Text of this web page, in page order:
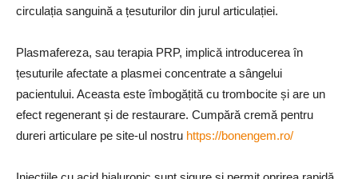
circulația sanguină a țesuturilor din jurul articulației.
Plasmafereza, sau terapia PRP, implică introducerea în
țesuturile afectate a plasmei concentrate a sângelui
pacientului. Aceasta este îmbogățită cu trombocite și are un
efect regenerant și de restaurare. Cumpără cremă pentru
dureri articulare pe site-ul nostru https://bonengem.ro/